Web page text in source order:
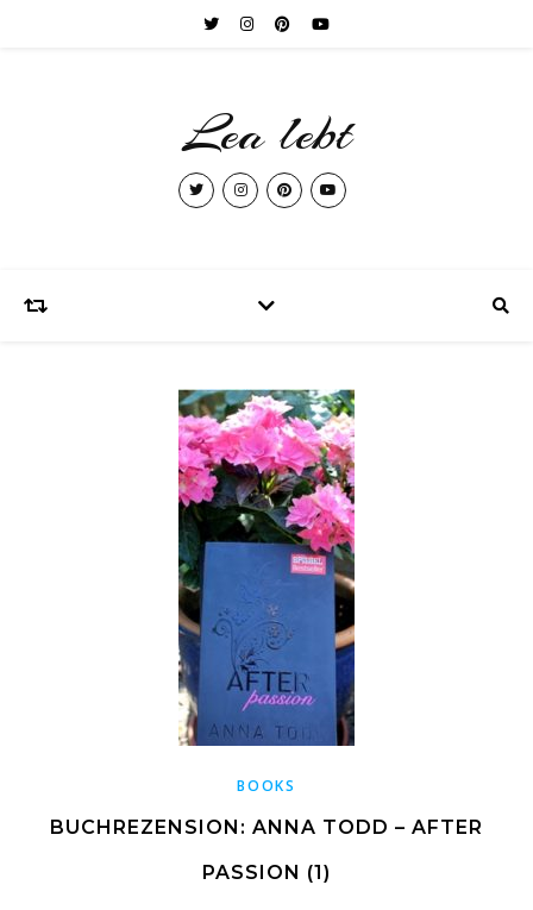
Lea lebt
BOOKS
BUCHREZENSION: ANNA TODD – AFTER
PASSION (1)